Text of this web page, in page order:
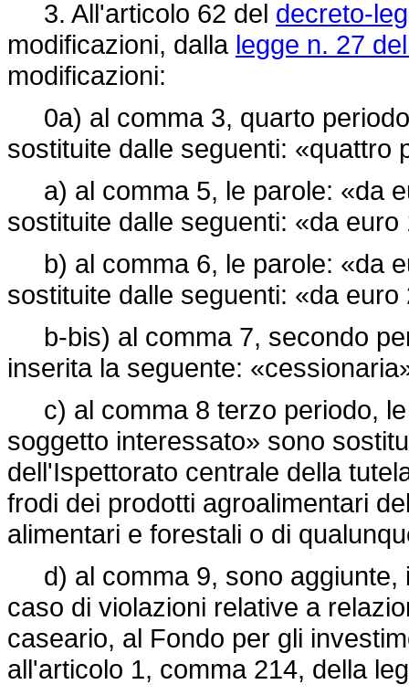
3. All'articolo 62 del decreto-
modificazioni, dalla legge n. 27
modificazioni:
0a) al comma 3, quarto
sostituite dalle seguenti: «quattro
a) al comma 5, le parole: «da
sostituite dalle seguenti: «da
b) al comma 6, le parole: «da
sostituite dalle seguenti: «da
b-bis) al comma 7, secondo
inserita la seguente:
c) al comma 8 terzo periodo, le
soggetto interessato» sono
dell'Ispettorato centrale della
frodi dei prodotti agroalimentari
alimentari e forestali o di
d) al comma 9, sono aggiunte,
caso di violazioni relative a
caseario, al Fondo per gli
all'articolo 1, comma 214, della